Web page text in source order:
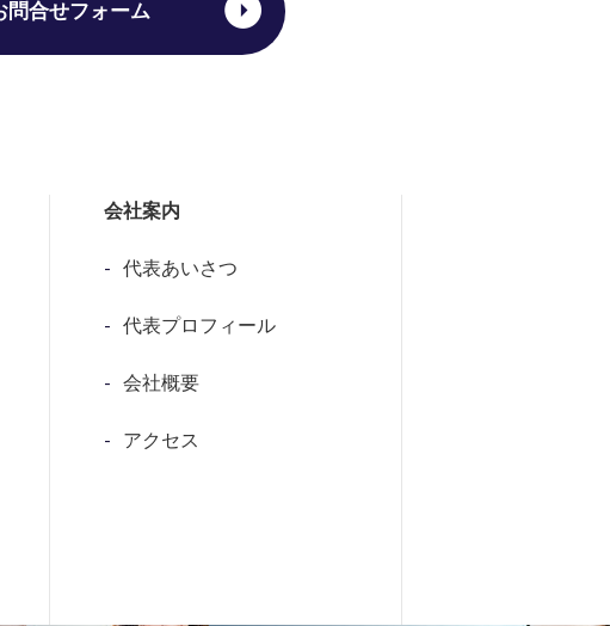
問合せフォーム
会社案内
代表あいさつ
代表プロフィール
会社概要
アクセス